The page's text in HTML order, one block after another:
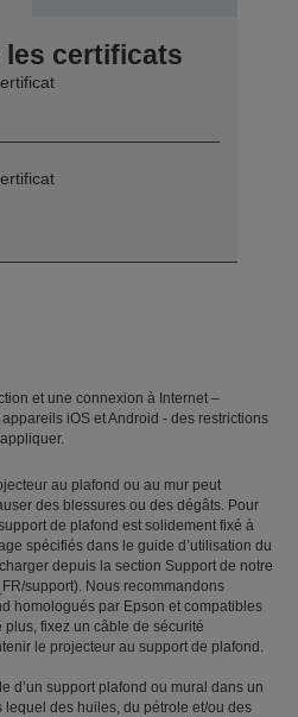
les certificats
et une connexion à Internet –
iOS et Android - des restrictions
au plafond ou au mur peut
des blessures ou des dégâts. Pour
de plafond est solidement fixé à
spécifiés dans le guide d’utilisation du
depuis la section Support de notre
support). Nous recommandons
homologués par Epson et compatibles
fixez un câble de sécurité
le projecteur au support de plafond.
d’un support plafond ou mural dans un
des huiles, du pétrole et/ou des